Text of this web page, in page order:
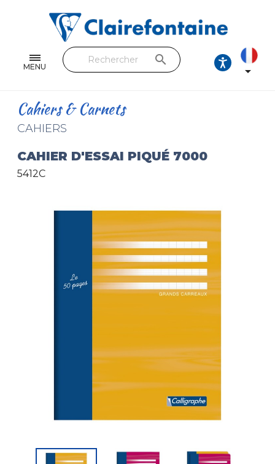
MENU
Feuilles & Copies
Beaux-arts & Dessin
Loisirs créatifs
Cuir & trousses
RETROUVEZ NOS COLLECTIONS
search

Cahiers & Carnets
CAHIERS
CAHIER D'ESSAI PIQUÉ 7000
5412C